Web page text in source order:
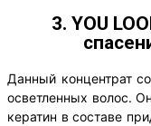
3. YOU
Данный концентрат
осветленных волос.
кератин в составе